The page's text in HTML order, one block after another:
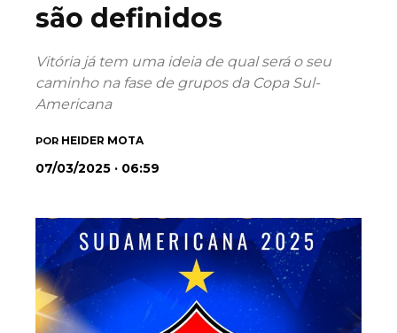
são definidos
Vitória já tem uma ideia de qual será o seu
caminho na fase de grupos da Copa Sul-
Americana
POR HEIDER MOTA
07/03/2025 · 06:59